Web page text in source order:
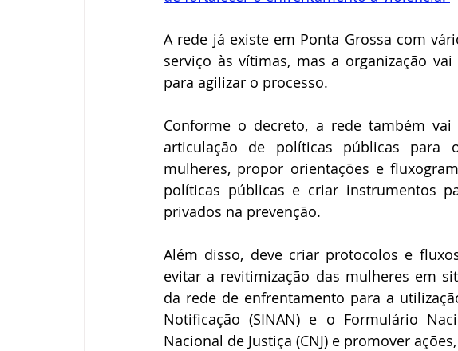
A rede já existe em Ponta Grossa com
serviço às vítimas, mas a organização
para agilizar o processo.
Conforme o decreto, a rede também
articulação de políticas públicas para
mulheres, propor orientações e
políticas públicas e criar instrumentos
privados na prevenção.
Além disso, deve criar protocolos e
evitar a revitimização das mulheres em
da rede de enfrentamento para a
Notificação (SINAN) e o Formulário
Nacional de Justiça (CNJ) e promover